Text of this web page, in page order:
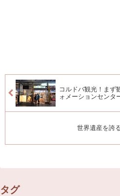
コルドバ観光！まず
ォメーションセンタ
世界遺産を誇
タグ